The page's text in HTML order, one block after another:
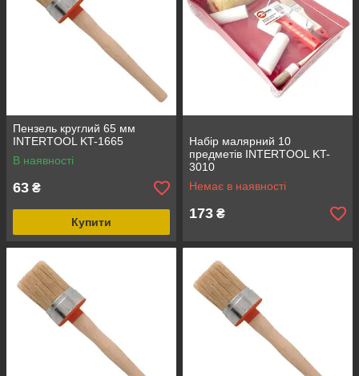
Пензель круглий 65 мм
INTERTOOL KT-1665
В наявності
63 ₴
Купити
Набір малярний 10
предметів INTERTOOL KT-
3010
Немає в наявності
173 ₴